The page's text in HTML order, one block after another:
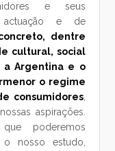
e seus
actuação e de
dentre
cultural, social
a Argentina e o
o regime
consumidores,
aspirações.
poderemos
o nosso estudo,